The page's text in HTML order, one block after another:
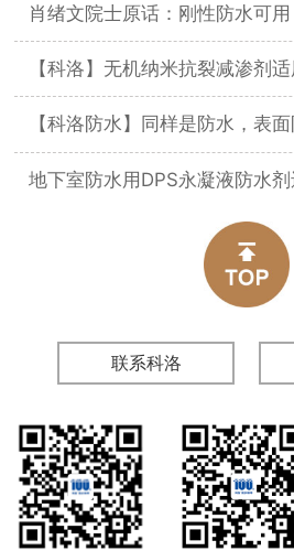
肖绪文院士原话：刚性防水可
【科洛】无机纳米抗裂减渗剂
【科洛防水】同样是防水，表面防
地下室防水用DPS永凝液防水剂还是
联系科洛